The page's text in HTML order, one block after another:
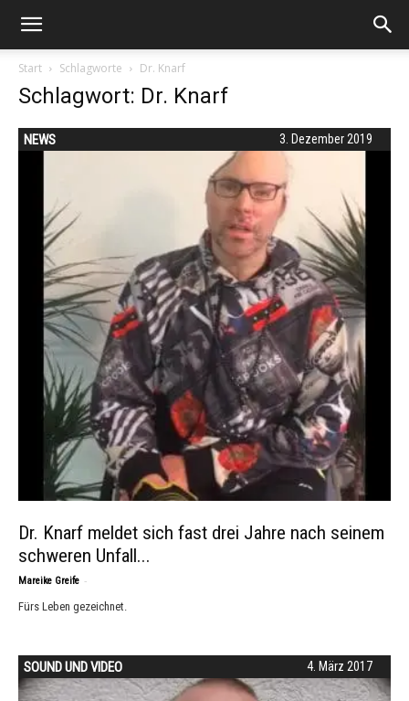
Start Schlagworte Dr. Knarf
Schlagwort: Dr. Knarf
3. Dezember 2019
NEWS
Dr. Knarf meldet sich fast drei Jahre nach seinem
schweren Unfall...
Mareike Greife -
Fürs Leben gezeichnet.
4. März 2017
SOUND UND VIDEO